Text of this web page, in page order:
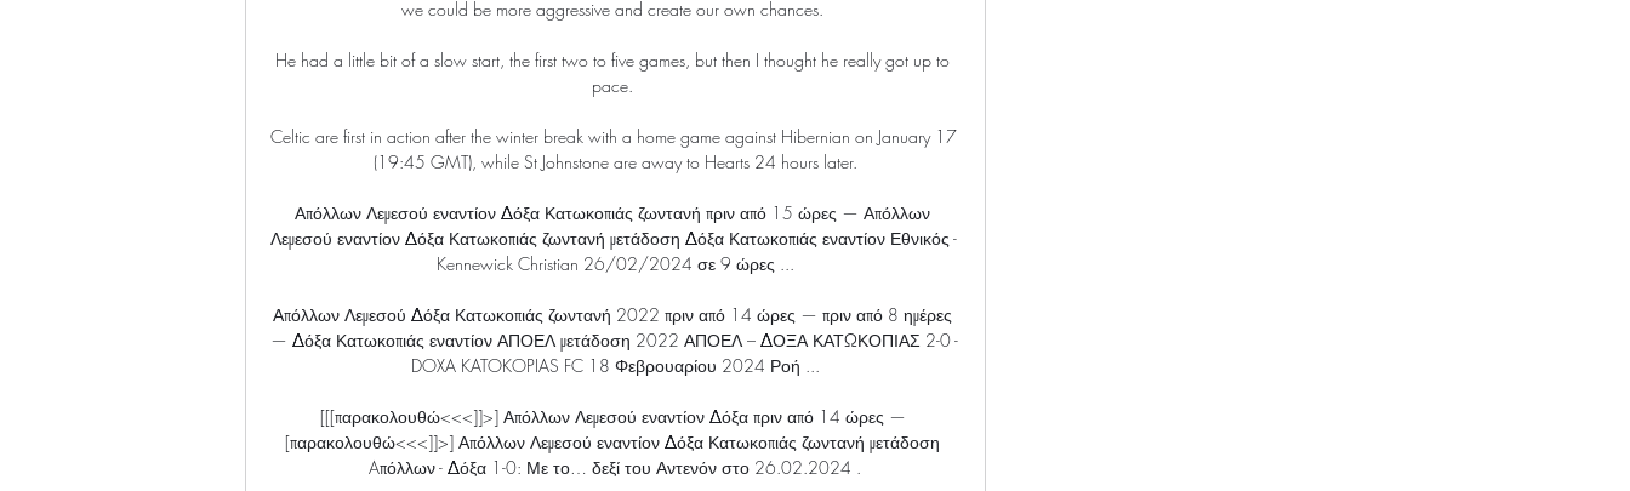
we could be more aggressive and create our own chances.
He had a little bit of a slow start, the first two to five games, but then I thought he really got up to
pace.
Celtic are first in action after the winter break with a home game against Hibernian on January 17
(19:45 GMT), while St Johnstone are away to Hearts 24 hours later.
Απόλλων Λεμεσού εναντίον Δόξα Κατωκοπιάς ζωντανή πριν από 15 ώρες — Απόλλων
Λεμεσού εναντίον Δόξα Κατωκοπιάς ζωντανή μετάδοση Δόξα Κατωκοπιάς εναντίον Εθνικός -
Kennewick Christian 26/02/2024 σε 9 ώρες ...
Απόλλων Λεμεσού Δόξα Κατωκοπιάς ζωντανή 2022 πριν από 14 ώρες — πριν από 8 ημέρες
— Δόξα Κατωκοπιάς εναντίον ΑΠΟΕΛ μετάδοση 2022 ΑΠΟΕΛ – ΔΟΞΑ ΚΑΤΩΚΟΠΙΑΣ 2-0 -
DOXA KATOKOPIAS FC 18 Φεβρουαρίου 2024 Ροή ...
[[[παρακολουθώ<<<]]>] Απόλλων Λεμεσού εναντίον Δόξα πριν από 14 ώρες —
[παρακολουθώ<<<]]>] Απόλλων Λεμεσού εναντίον Δόξα Κατωκοπιάς ζωντανή μετάδοση
Aπόλλων - Δόξα 1-0: Με το… δεξί του Αντενόν στο 26.02.2024 .